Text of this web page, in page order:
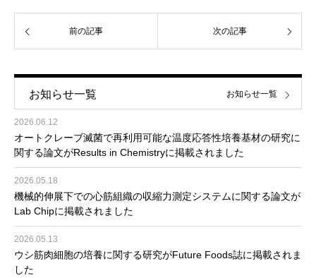
前の記事 次の記事
お知らせ一覧
2026.06.12
オートクレーブ滅菌で再利用可能な温度応答性培養基材の研究に
関する論文がResults in Chemistryに掲載されました
2026.05.18
機械的伸展下での心筋組織の収縮力測定システムに関する論文が
Lab Chipに掲載されました
2026.05.13
ウシ筋肉細胞の培養に関する研究がFuture Foods誌に掲載されま
した
お知らせ一覧